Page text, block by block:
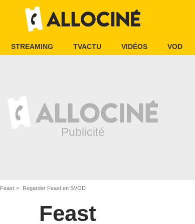
STREAMING TVACTU VIDÉOS VOD
Feast Regarder Feast en SVOD
Feast